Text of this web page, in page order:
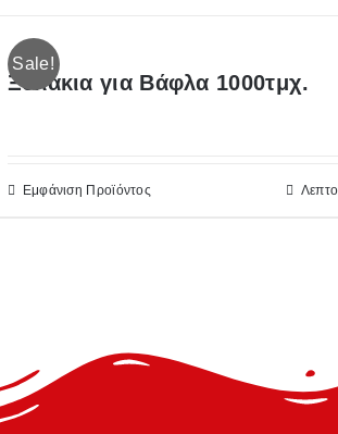
Sale!
Ξυλάκια για Βάφλα 1000τμχ.
Εμφάνιση Προϊόντος